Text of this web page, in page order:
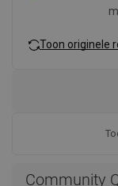
Toon originele
Community